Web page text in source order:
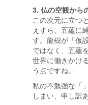
3. 仏の空観から
この次元に立つ
えすら、五蘊に
す。龍樹が「仮
ではなく、五蘊
世界に働きかけ
う点ですね。
私の不勉強な「
しまい、申し訳